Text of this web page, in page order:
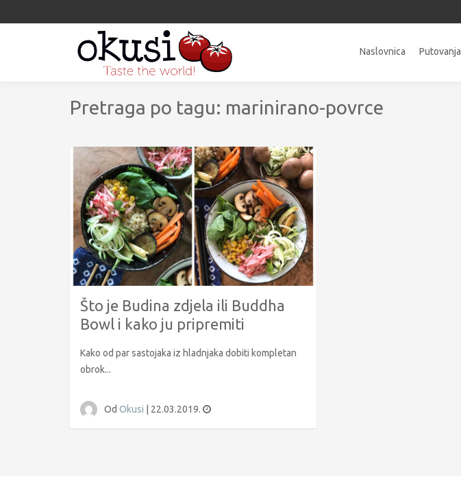
Naslovnica Putovanja
Pretraga po tagu: marinirano-povrce
Što je Budina zdjela ili Buddha
Bowl i kako ju pripremiti
Kako od par sastojaka iz hladnjaka dobiti kompletan
obrok...
Od Okusi 22.03.2019.